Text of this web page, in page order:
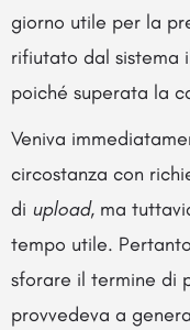
giorno utile per la
rifiutato dal sistema
poiché superata la
Veniva
circostanza con
di upload, ma
tempo utile.
sforare il termine di
provvedeva a